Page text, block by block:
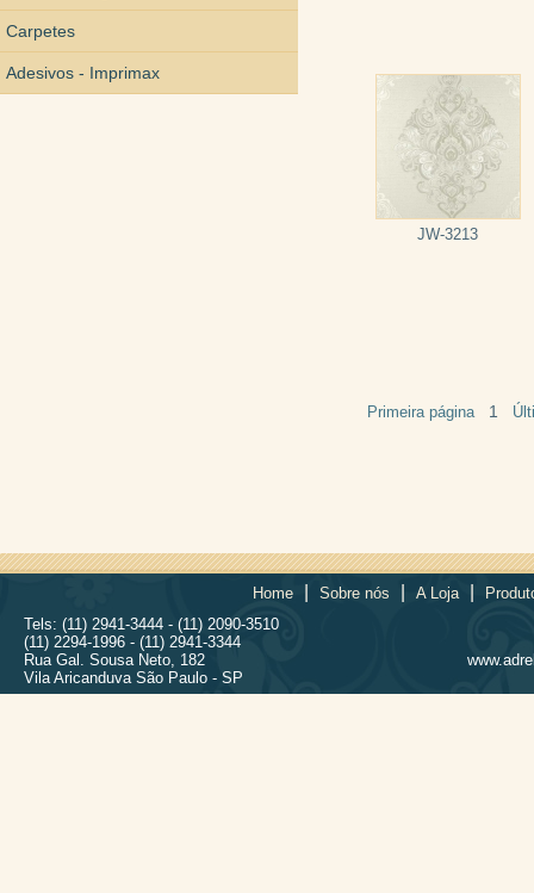
Carpetes
Adesivos - Imprimax
JW-3213
Primeira página 1
Home Sobre nós A Loja
Tels: (11) 2941-3444 - (11) 2090-3510
(11) 2294-1996 - (11) 2941-3344
Rua Gal. Sousa Neto, 182
Vila Aricanduva São Paulo - SP